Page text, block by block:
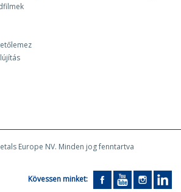
Europe NV. Minden jog fenntartva
Kövessen minket: